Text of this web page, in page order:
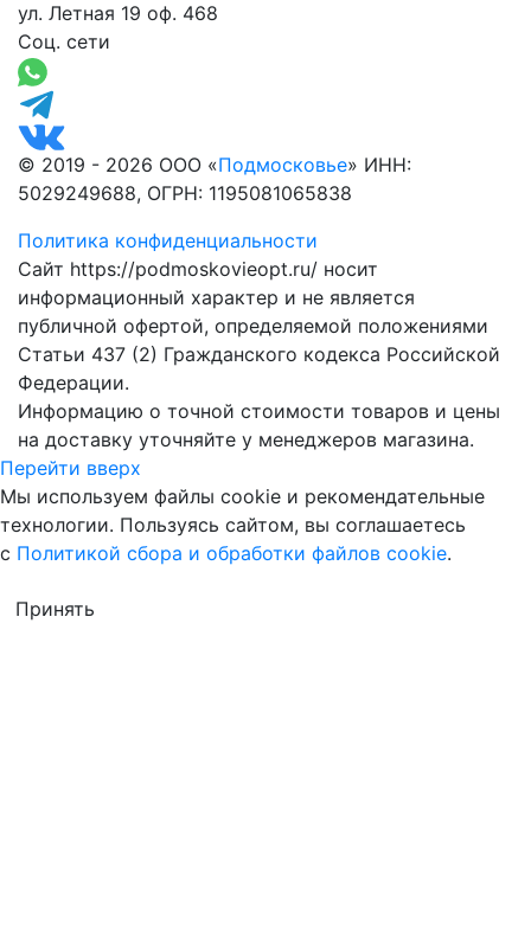
ул. Летная 19 оф. 468
Соц. сети
© 2019 - 2026 ООО «Подмосковье» ИНН:
5029249688, ОГРН: 1195081065838
Политика конфиденциальности
Сайт https://podmoskovieopt.ru/ носит
информационный характер и не является
публичной офертой, определяемой положениями
Статьи 437 (2) Гражданского кодекса Российской
Федерации.
Информацию о точной стоимости товаров и цены
на доставку уточняйте у менеджеров магазина.
Перейти вверх
Мы используем файлы cookie и рекомендательные
технологии. Пользуясь сайтом, вы соглашаетесь
с Политикой сбора и обработки файлов cookie.
Принять